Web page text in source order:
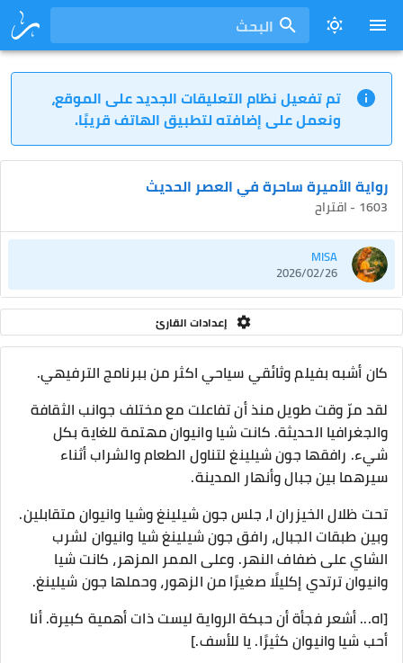
البحث
تم تفعيل نظام التعليقات الجديد على الموقع،
ونعمل على إضافته لتطبيق الهاتف قريبًا.
رواية الأميرة ساحرة في العصر الحديث
1603 - اقتراح
MISA
2026/02/26
إعدادات القارئ
كان أشبه بفيلم وثائقي سياحي اكثر من ببرنامج الترفيهي.
لقد مرّ وقت طويل منذ أن تفاعلت مع مختلف جوانب الثقافة
والجغرافيا الحديثة. كانت شيا وانيوان مهتمة للغاية بكل
شيء. رافقها جون شيلينغ لتناول الطعام والشراب أثناء
سيرهما بين جبال وأنهار المدينة.
تحت ظلال الخيزران ا، جلس جون شيلينغ وشيا وانيوان متقابلين.
وبين طبقات الجبال، رافق جون شيلينغ شيا وانيوان لشرب
الشاي على ضفاف النهر. وعلى الممر المزهر، كانت شيا
وانيوان ترتدي إكليلًا صغيرًا من الزهور، وحملها جون شيلينغ.
[اه... أشعر فجأة أن حبكة الرواية ليست ذات أهمية كبيرة. أنا
أحب شيا وانيوان كثيرًا. يا للأسف.]